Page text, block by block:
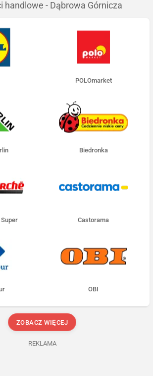
handlowe - Dąbrowa Górnicza
POLOmarket
Biedronka
Castorama
OBI
ZOBACZ WIĘCEJ
REKLAMA